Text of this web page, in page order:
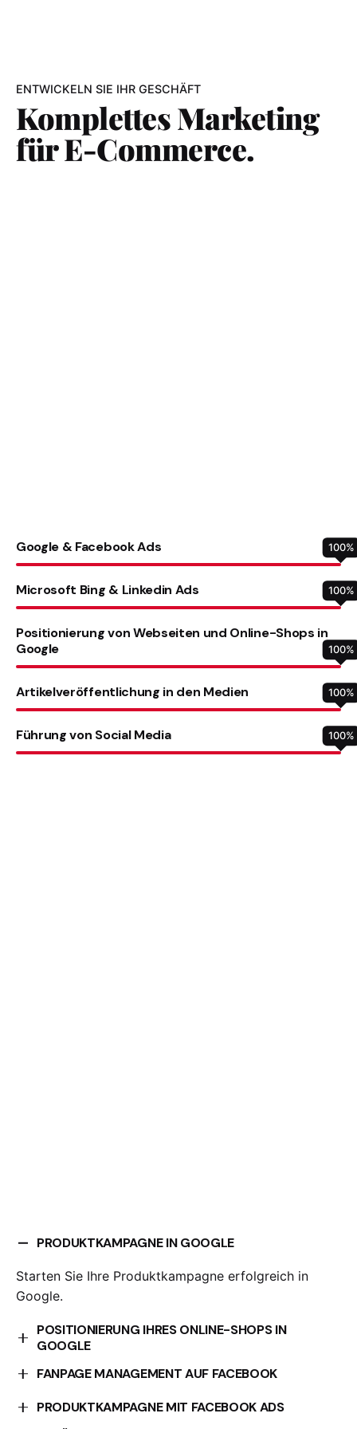
ENTWICKELN SIE IHR GESCHÄFT
Komplettes Marketing
für E-Commerce.
Google & Facebook Ads 100%
Microsoft Bing & Linkedin Ads 100%
Positionierung von Webseiten und Online-Shops in
Google
100%
Artikelveröffentlichung in den Medien 100%
Führung von Social Media 100%
PRODUKTKAMPAGNE IN GOOGLE
Starten Sie Ihre Produktkampagne erfolgreich in
Google.
POSITIONIERUNG IHRES ONLINE-SHOPS IN
GOOGLE
Optimieren Sie die Positionierung Ihres Online-Shops
FANPAGE MANAGEMENT AUF FACEBOOK
Wir kümmern uns um die Verwaltung Ihrer Facebook-
PRODUKTKAMPAGNE MIT FACEBOOK ADS